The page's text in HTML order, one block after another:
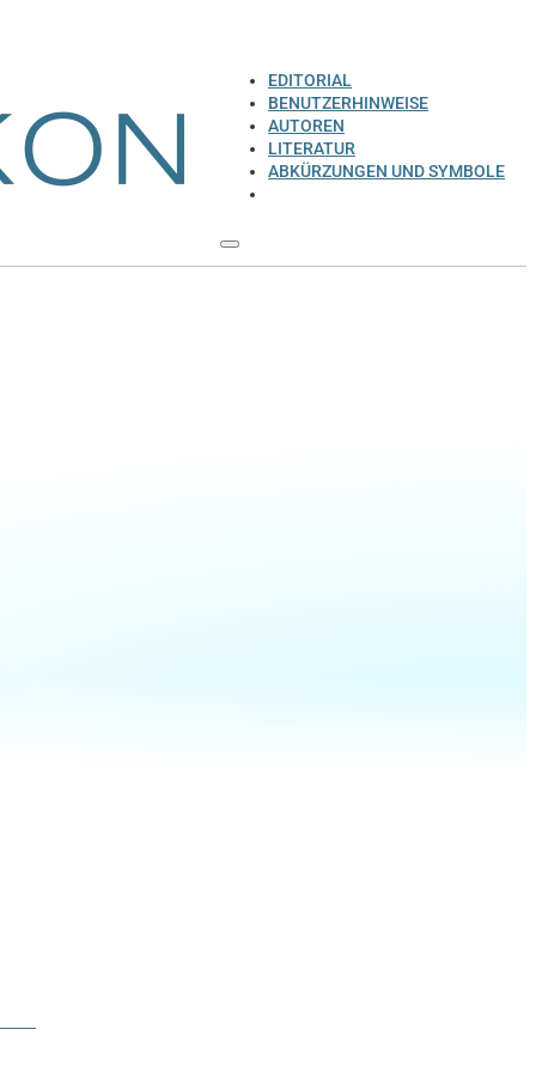
EDITORIAL
BENUTZERHINWEISE
AUTOREN
LITERATUR
ABKÜRZUNGEN UND SYMBOLE